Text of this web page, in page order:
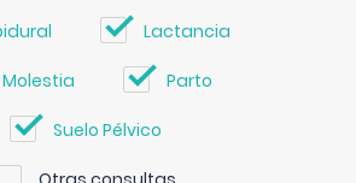
Lactancia
Molestia Parto
Suelo Pélvico